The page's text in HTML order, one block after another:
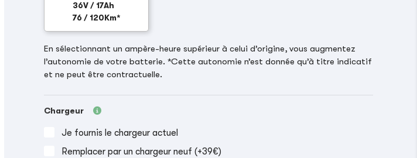
36V / 17Ah
76 / 120Km*
En sélectionnant un ampère-heure supérieur à celui d’origine, vous augmentez
l’autonomie de votre batterie. *Cette autonomie n’est donnée qu’à titre indicatif
et ne peut être contractuelle.
Chargeur
Je fournis le chargeur actuel
Remplacer par un chargeur neuf (+39€)